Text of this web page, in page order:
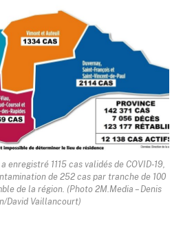
enregistré 1115 cas validés de COVID-19,
de 252 cas par tranche de 100
de la région. (Photo 2M.Media – Denis
David Vaillancourt)